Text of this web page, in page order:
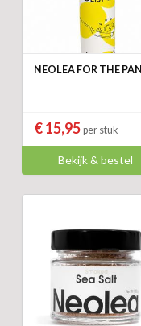
NEOLEA FOR THE PAN
€ 15,95 per stuk
Bekijk & bestel